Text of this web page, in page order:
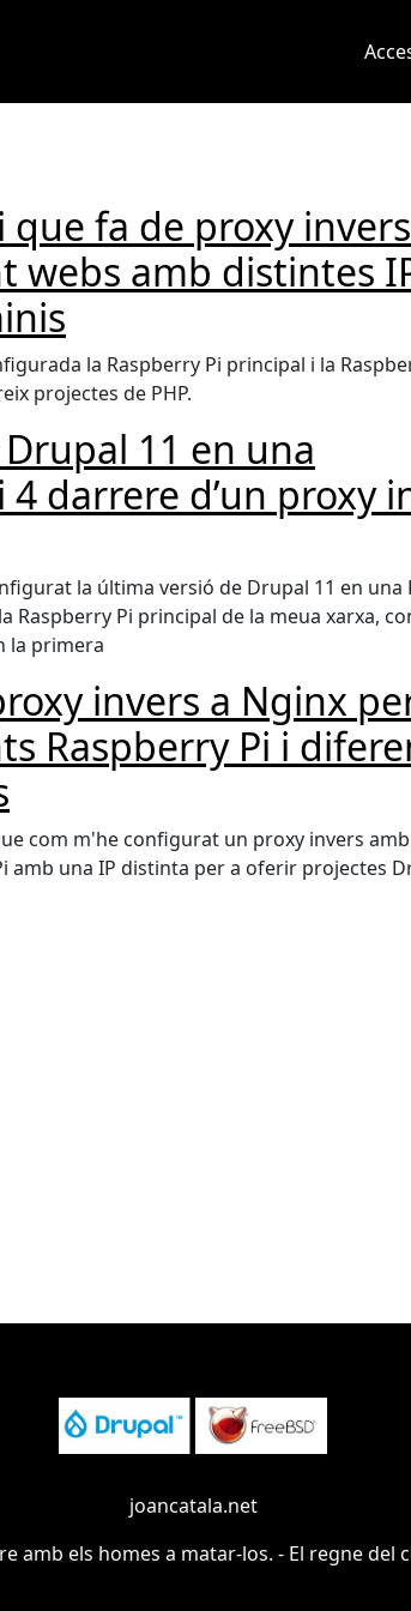
que fa de proxy
webs amb distintes
la Raspberry Pi principal i la
projectes de PHP.
11 en una
4 darrere d’un proxy
la última versió de Drupal 11 en una
Raspberry Pi principal de la meua xarxa,
la primera
invers a Nginx
Raspberry Pi i
com m'he configurat un proxy invers
amb una IP distinta per a oferir projectes
joancatala.net
amb els homes a matar-los. - El regne del